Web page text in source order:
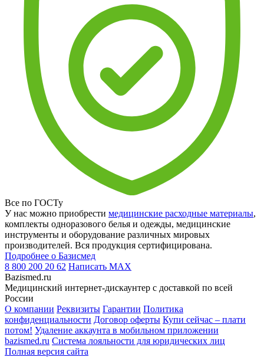
Все по ГОСТу
У нас можно приобрести медицинские расходные материалы,
комплекты одноразового белья и одежды, медицинские
инструменты и оборудование различных мировых
производителей. Вся продукция сертифицирована.
Подробнее о Базисмед
8 800 200 20 62 Написать MAX
Bazismed.ru
Медицинский интернет-дискаунтер с доставкой по всей
России
О компании Реквизиты Гарантии Политика
конфиденциальности Договор оферты Купи сейчас – плати
потом! Удаление аккаунта в мобильном приложении
bazismed.ru Система лояльности для юридических лиц
Полная версия сайта